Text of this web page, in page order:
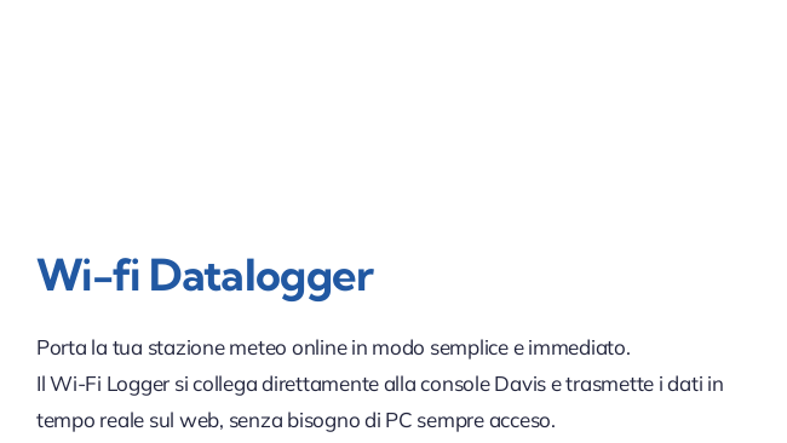
Wi-fi Datalogger
Porta la tua stazione meteo online in modo semplice e immediato.
Il Wi-Fi Logger si collega direttamente alla console Davis e trasmette i dati in
tempo reale sul web, senza bisogno di PC sempre acceso.